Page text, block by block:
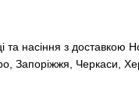
та насіння з
Запоріжжя, Черкаси,